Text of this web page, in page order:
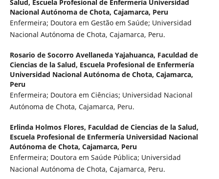
Salud, Escuela Profesional de Enfermería Universidad
Nacional Autónoma de Chota, Cajamarca, Peru
Enfermeira; Doutora em Gestão em Saúde; Universidad
Nacional Autónoma de Chota, Cajamarca, Peru.
Rosario de Socorro Avellaneda Yajahuanca, Faculdad de
Ciencias de la Salud, Escuela Profesional de Enfermería
Universidad Nacional Autónoma de Chota, Cajamarca,
Peru
Enfermeira; Doutora em Ciências; Universidad Nacional
Autónoma de Chota, Cajamarca, Peru.
Erlinda Holmos Flores, Faculdad de Ciencias de la Salud,
Escuela Profesional de Enfermería Universidad Nacional
Autónoma de Chota, Cajamarca, Peru
Enfermeira; Doutora em Saúde Pública; Universidad
Nacional Autónoma de Chota, Cajamarca, Peru.